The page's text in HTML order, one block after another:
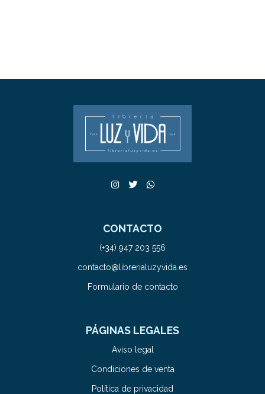
CONTACTO
(+34) 947 203 556
contacto@librerialuzyvida.es
Formulario de contacto
PÁGINAS LEGALES
Aviso legal
Condiciones de venta
Política de privacidad